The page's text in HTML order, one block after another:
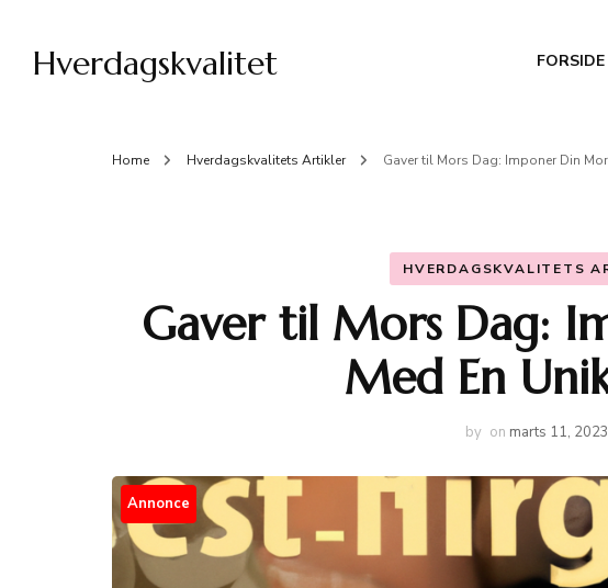
Hverdagskvalitet FORSIDE
Home Hverdagskvalitets Artikler Gaver til Mors Dag: Imponer Din
HVERDAGSKVALITETS
Gaver til Mors Dag:
Med En
by on marts 11, 2023
Annonce